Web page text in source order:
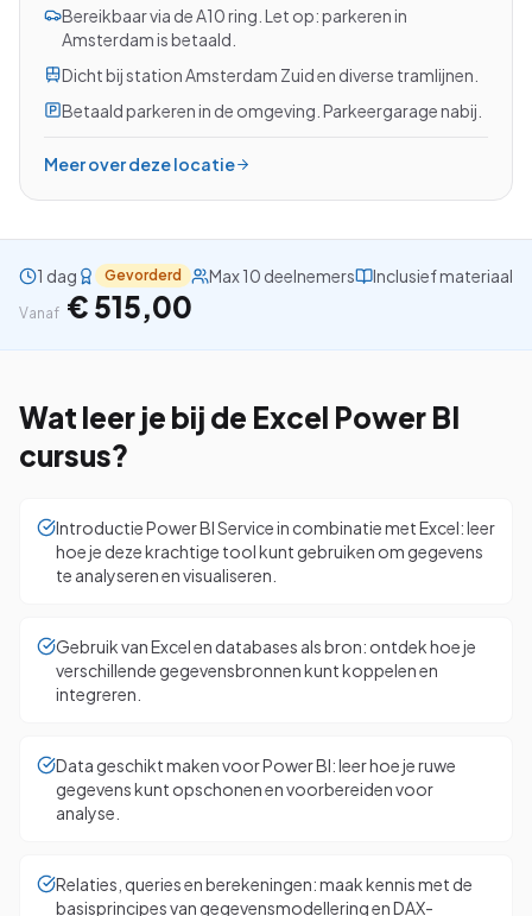
Bekijk alle cursussen
Gratis studiegids downloaden
Bereikbaar via de A10 ring. Let op: parkeren in
Amsterdam is betaald.
Dicht bij station Amsterdam Zuid en diverse tramlijnen.
Betaald parkeren in de omgeving. Parkeergarage nabij.
Meer over deze locatie
1 dag Gevorderd Max 10 deelnemers Inclusief materiaal
Vanaf € 515,00
Wat leer je bij de Excel Power BI
cursus?
Introductie Power BI Service in combinatie met Excel: leer
hoe je deze krachtige tool kunt gebruiken om gegevens
te analyseren en visualiseren.
Gebruik van Excel en databases als bron: ontdek hoe je
verschillende gegevensbronnen kunt koppelen en
integreren.
Data geschikt maken voor Power BI: leer hoe je ruwe
gegevens kunt opschonen en voorbereiden voor
analyse.
Relaties, queries en berekeningen: maak kennis met de
basisprincipes van gegevensmodellering en DAX-